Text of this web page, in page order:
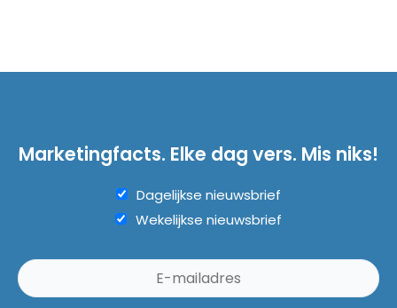
Marketingfacts. Elke dag vers. Mis niks!
Dagelijkse nieuwsbrief
Wekelijkse nieuwsbrief